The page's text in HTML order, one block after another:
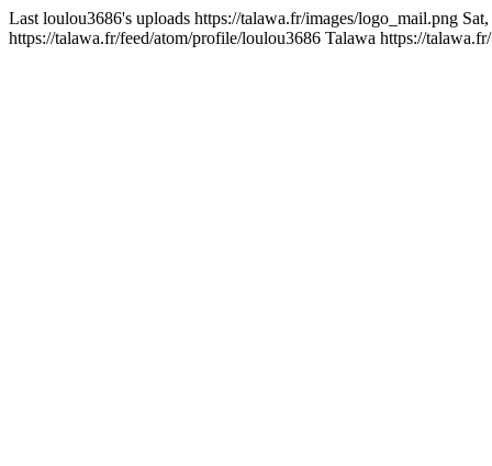
Last loulou3686's uploads https://talawa.fr/images/logo_mail.png
https://talawa.fr/feed/atom/profile/loulou3686 Talawa https://talawa.fr/